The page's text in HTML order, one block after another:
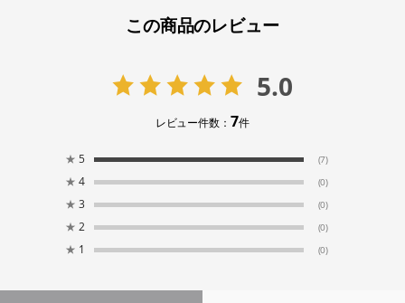
この商品のレビュー
5.0
レビュー件数：7件
★ 5 (7)
★ 4 (0)
★ 3 (0)
★ 2 (0)
★ 1 (0)